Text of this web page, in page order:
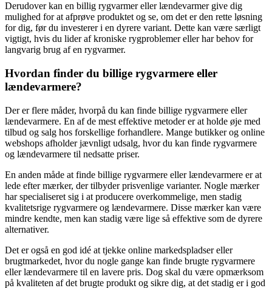
Derudover kan en billig rygvarmer eller lændevarmer give dig
mulighed for at afprøve produktet og se, om det er den rette løsning
for dig, før du investerer i en dyrere variant. Dette kan være særligt
vigtigt, hvis du lider af kroniske rygproblemer eller har behov for
langvarig brug af en rygvarmer.
Hvordan finder du billige rygvarmere eller
lændevarmere?
Der er flere måder, hvorpå du kan finde billige rygvarmere eller
lændevarmere. En af de mest effektive metoder er at holde øje med
tilbud og salg hos forskellige forhandlere. Mange butikker og online
webshops afholder jævnligt udsalg, hvor du kan finde rygvarmere
og lændevarmere til nedsatte priser.
En anden måde at finde billige rygvarmere eller lændevarmere er at
lede efter mærker, der tilbyder prisvenlige varianter. Nogle mærker
har specialiseret sig i at producere overkommelige, men stadig
kvalitetsrige rygvarmere og lændevarmere. Disse mærker kan være
mindre kendte, men kan stadig være lige så effektive som de dyrere
alternativer.
Det er også en god idé at tjekke online markedspladser eller
brugtmarkedet, hvor du nogle gange kan finde brugte rygvarmere
eller lændevarmere til en lavere pris. Dog skal du være opmærksom
på kvaliteten af det brugte produkt og sikre dig, at det stadig er i god